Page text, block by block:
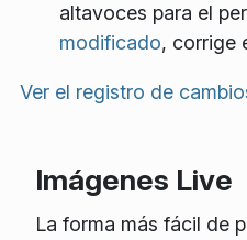
altavoces para el
modificado, corrige
Ver el registro de
Imágenes Live
La forma más fácil de